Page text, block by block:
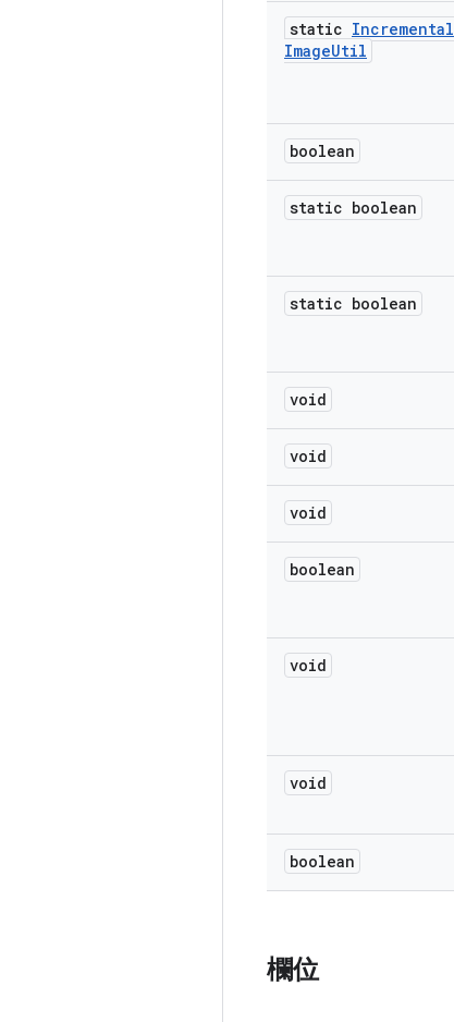
static Incremental
ImageUtil
boolean
static boolean
static boolean
void
void
void
boolean
void
void
boolean
欄位